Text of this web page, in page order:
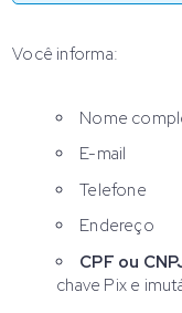
Você informa:
Nome
E-mail
Telefone
Endereço
CPF ou
chave Pix e